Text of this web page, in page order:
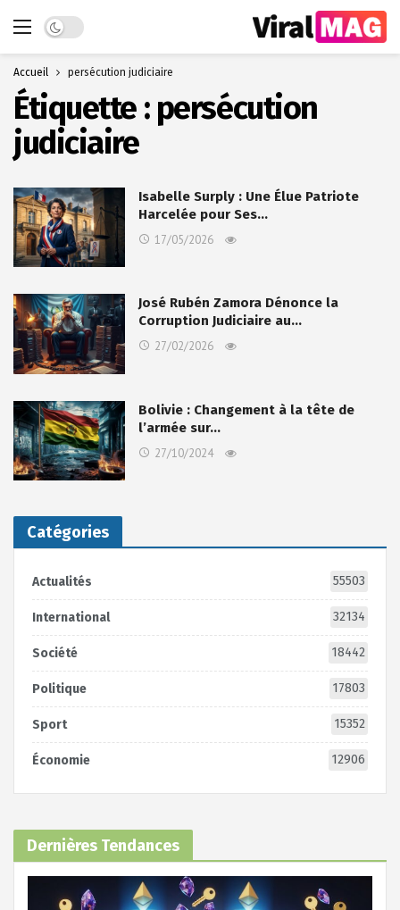
Dark mode
Accueil persécution judiciaire
Étiquette : persécution
judiciaire
Isabelle Surply : Une Élue Patriote
Harcelée pour Ses…
17/05/2026
José Rubén Zamora Dénonce la
Corruption Judiciaire au…
27/02/2026
Bolivie : Changement à la tête de
l’armée sur…
27/10/2024
Catégories
Actualités 55503
International 32134
Société 18442
Politique 17803
Sport 15352
Économie 12906
Dernières Tendances